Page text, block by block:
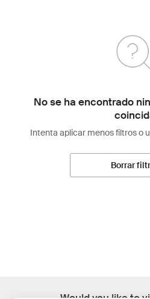
No se ha encontrado
Intenta aplicar menos filtros o
Borrar